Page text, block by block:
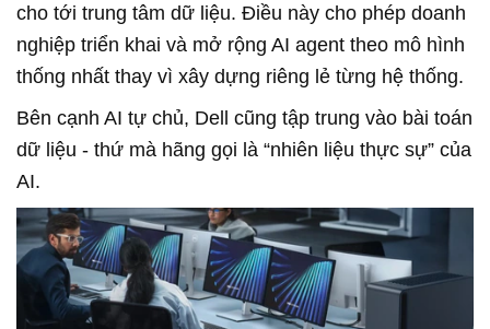
cho tới trung tâm dữ liệu. Điều này cho phép doanh
nghiệp triển khai và mở rộng AI agent theo mô hình
thống nhất thay vì xây dựng riêng lẻ từng hệ thống.
Bên cạnh AI tự chủ, Dell cũng tập trung vào bài toán
dữ liệu - thứ mà hãng gọi là “nhiên liệu thực sự” của
AI.